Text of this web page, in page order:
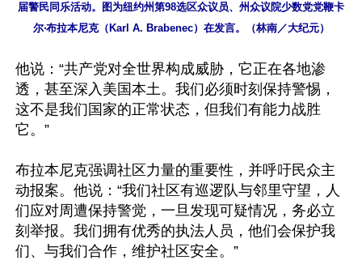
届警民同乐活动。图为纽约州第98选区众议员、州众议院少数党党鞭卡
尔‧布拉本尼克（Karl A. Brabenec）在发言。（林南／大纪元）
他说：“共产党对全世界构成威胁，它正在各地渗
透，甚至深入美国本土。我们必须时刻保持警惕，
这不是我们国家的正常状态，但我们有能力战胜
它。”
布拉本尼克强调社区力量的重要性，并呼吁民众主
动报案。他说：“我们社区有巡逻队与邻里守望，人
们应对周遭保持警觉，一旦发现可疑情况，务必立
刻举报。我们拥有优秀的执法人员，他们会保护我
们、与我们合作，维护社区安全。”